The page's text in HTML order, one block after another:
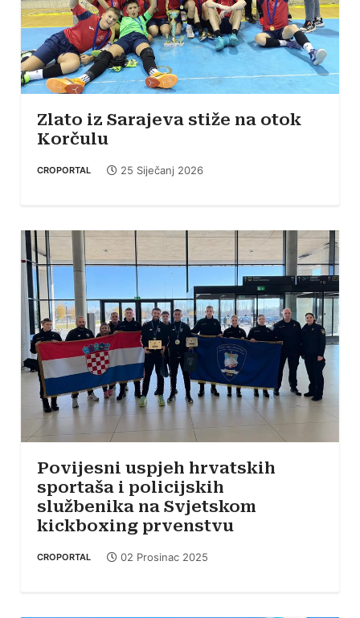
Zlato iz Sarajeva stiže na otok
Korčulu
CROPORTAL 25 Siječanj 2026
Povijesni uspjeh hrvatskih
sportaša i policijskih
službenika na Svjetskom
kickboxing prvenstvu
CROPORTAL 02 Prosinac 2025